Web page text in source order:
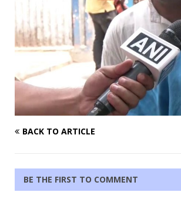
BACK TO ARTICLE
BE THE FIRST TO COMMENT